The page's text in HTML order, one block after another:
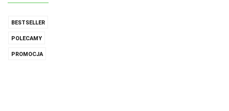
BESTSELLER
POLECAMY
PROMOCJA